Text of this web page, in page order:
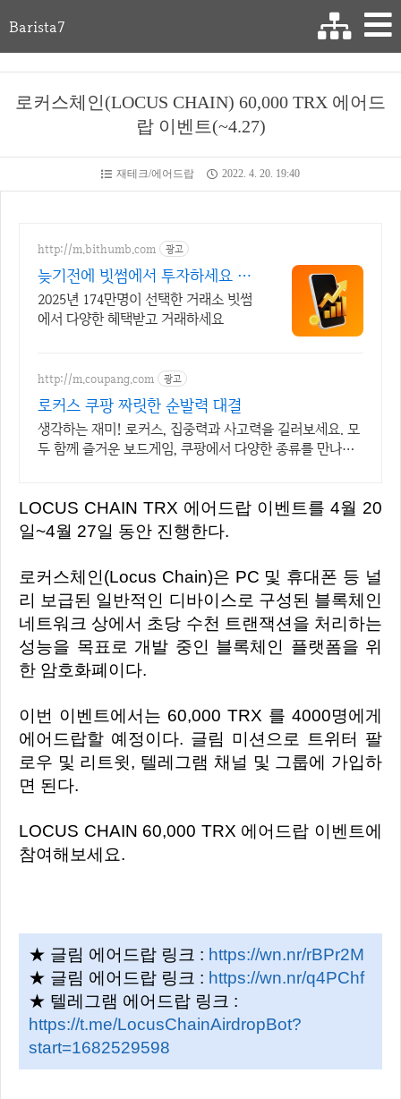
Barista7
로커스체인(LOCUS CHAIN) 60,000 TRX 에어드
랍 이벤트(~4.27)
재테크/에어드랍 2022. 4. 20. 19:40
http://m.bithumb.com 광고
늦기전에 빗썸에서 투자하세요 신
규 가입 시 5만원 혜택
2025년 174만명이 선택한 거래소 빗썸
에서 다양한 혜택받고 거래하세요
http://m.coupang.com 광고
로커스 쿠팡 짜릿한 순발력 대결
생각하는 재미! 로커스, 집중력과 사고력을 길러보세요. 모
두 함께 즐거운 보드게임, 쿠팡에서 다양한 종류를 만나보
LOCUS CHAIN TRX 에어드랍 이벤트를 4월 20
일~4월 27일 동안 진행한다.
로커스체인(Locus Chain)은 PC 및 휴대폰 등 널
리 보급된 일반적인 디바이스로 구성된 블록체인
네트워크 상에서 초당 수천 트랜잭션을 처리하는
성능을 목표로 개발 중인 블록체인 플랫폼을 위
한 암호화폐이다.
이번 이벤트에서는 60,000 TRX 를 4000명에게
에어드랍할 예정이다. 글림 미션으로 트위터 팔
로우 및 리트윗, 텔레그램 채널 및 그룹에 가입하
면 된다.
LOCUS CHAIN 60,000 TRX 에어드랍 이벤트에
참여해보세요.
★ 글림 에어드랍 링크 : https://wn.nr/rBPr2M
★ 글림 에어드랍 링크 : https://wn.nr/q4PChf
★ 텔레그램 에어드랍 링크 :
https://t.me/LocusChainAirdropBot?
start=1682529598